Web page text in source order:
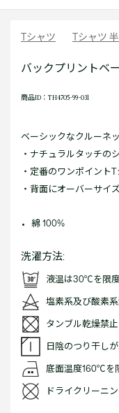
Tシャツ Tシャツ
バックプリントベ
商品ID：TH4705-99-031
ベーシックなクルーネ
・ナチュラルタッチの
・定番のワンポイント
・背面にオーバーサイ
綿 100%
洗濯方法:
液温は30℃を限
塩素系及び酸素
タンブル乾燥禁止
日陰のつり干し
底面温度160℃を
ドライクリーニ